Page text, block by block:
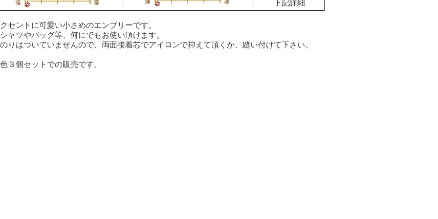
下記詳細
セントに可愛い小さめのエンブリーです。
ャツやバッグ等、何にでもお使い頂けます。
りはついていませんので、両面接着芯でアイロンで抑えて頂くか、縫い付けて下さい。
３個セットでの販売です。